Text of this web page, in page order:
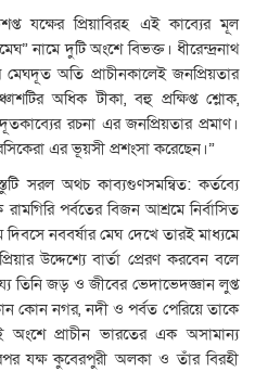
যক্ষের প্রিয়াবিরহ এই কাব্যের মূল
নামে দুটি অংশে বিভক্ত। ধীরেন্দ্রনাথ
মেঘদূত অতি প্রাচীনকালেই জনপ্রিয়তার
অধিক টীকা, বহু প্রক্ষিপ্ত শ্লোক,
রচনা এর জনপ্রিয়তার প্রমাণ।
এর ভূয়সী প্রশংসা করেছেন।”
সরল অথচ কাব্যগুণসমন্বিত: কর্তব্যে
পর্বতের বিজন আশ্রমে নির্বাসিত
নববর্ষার মেঘ দেখে তারই মাধ্যমে
উদ্দেশ্যে বার্তা প্রেরণ করবেন বলে
তিনি জড় ও জীবের ভেদাভেদজ্ঞান লুপ্ত
কোন নগর, নদী ও পর্বত পেরিয়ে তাকে
প্রাচীন ভারতের এক অসামান্য
যক্ষ কুবেরপুরী অলকা ও তাঁর বিরহী